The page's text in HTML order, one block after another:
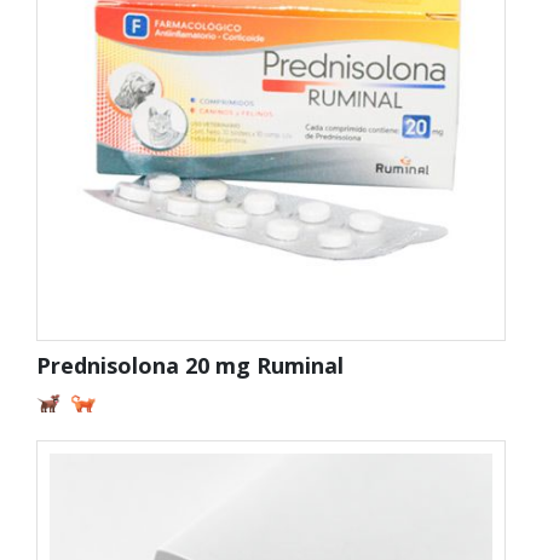
Prednisolona 20 mg Ruminal